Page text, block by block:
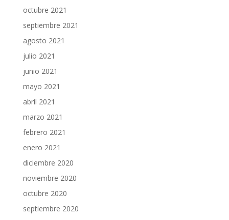
octubre 2021
septiembre 2021
agosto 2021
julio 2021
junio 2021
mayo 2021
abril 2021
marzo 2021
febrero 2021
enero 2021
diciembre 2020
noviembre 2020
octubre 2020
septiembre 2020